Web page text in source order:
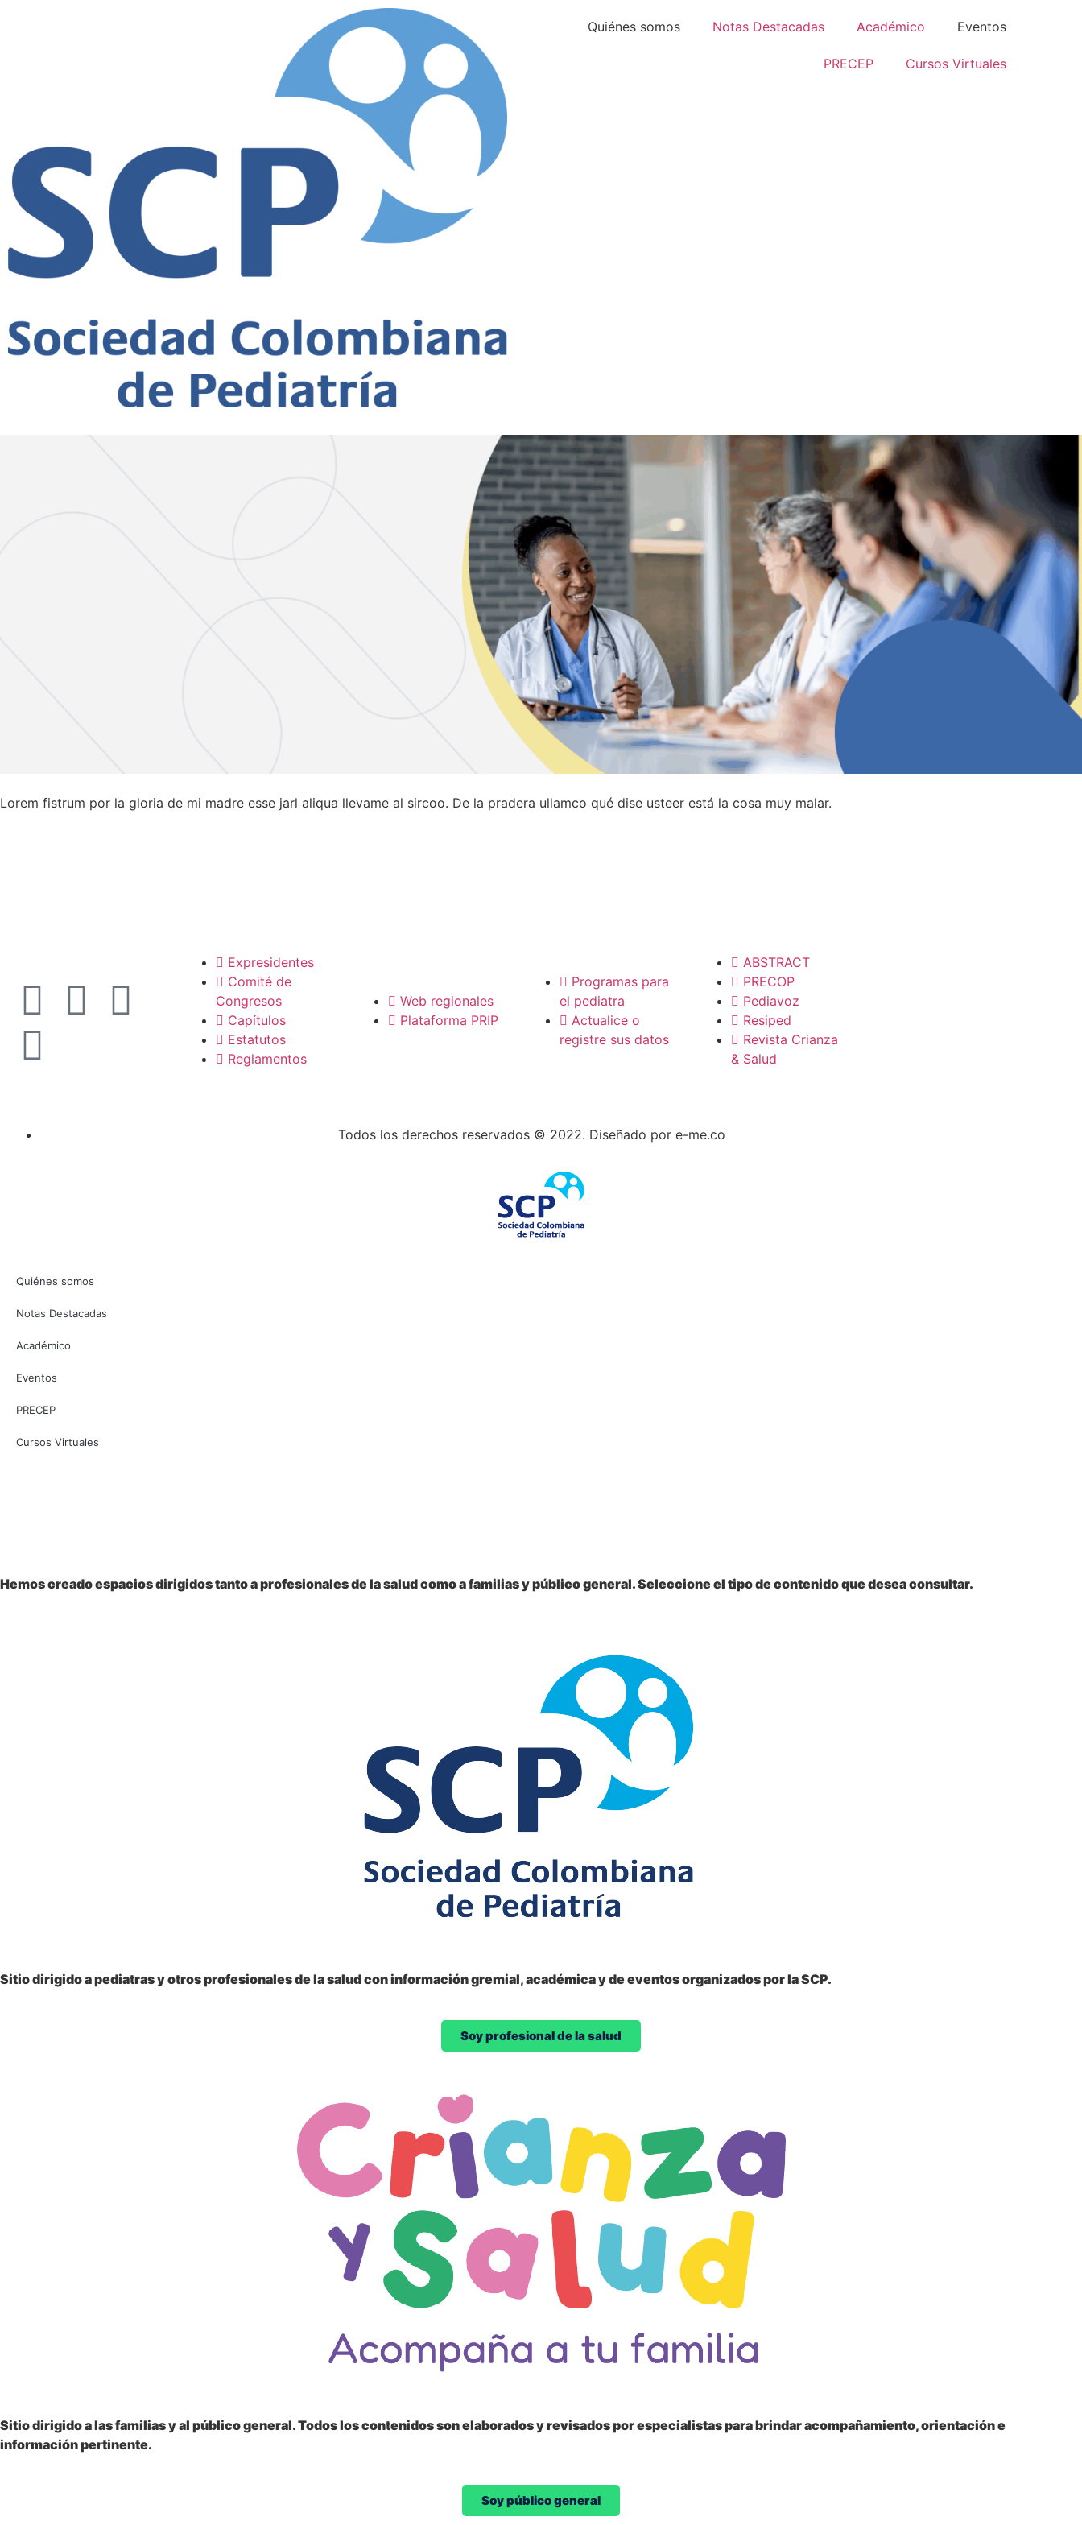
Quiénes somos Notas Destacadas Académico Eventos
PRECEP Cursos Virtuales
Lorem fistrum por la gloria de mi madre esse jarl aliqua llevame al sircoo. De la pradera ullamco qué dise usteer está la cosa muy malar.
Expresidentes
Comité de
Congresos
Capítulos
Estatutos
Reglamentos
Web regionales
Plataforma PRIP
Programas para
el pediatra
Actualice o
registre sus datos
ABSTRACT
PRECOP
Pediavoz
Resiped
Revista Crianza
& Salud
Todos los derechos reservados © 2022. Diseñado por e-me.co
Quiénes somos
Notas Destacadas
Académico
Eventos
PRECEP
Cursos Virtuales
Hemos creado espacios dirigidos tanto a profesionales de la salud como a familias y público general. Seleccione el tipo de contenido que desea consultar.
Sitio dirigido apediatras y otros profesionalesde la salud con información gremial, académica y de eventos organizados por la SCP.
Soy profesional de la salud
Sitio dirigido a lasfamilias y al público general. Todos los contenidos son elaborados y revisados por especialistas para brindar acompañamiento, orientación e
información pertinente.
Soy público general